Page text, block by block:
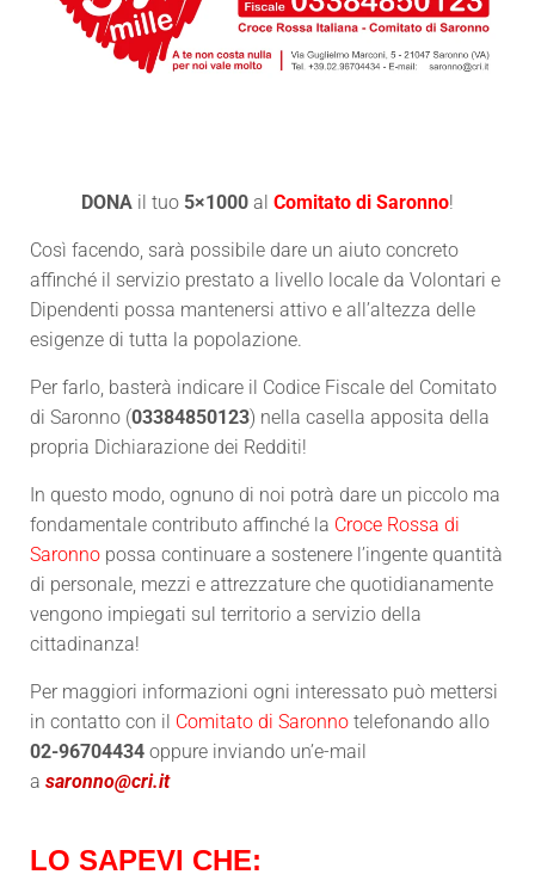
DONA il tuo 5×1000 al Comitato di Saronno!
Così facendo, sarà possibile dare un aiuto concreto
affinché il servizio prestato a livello locale da Volontari e
Dipendenti possa mantenersi attivo e all’altezza delle
esigenze di tutta la popolazione.
Per farlo, basterà indicare il Codice Fiscale del Comitato
di Saronno (03384850123) nella casella apposita della
propria Dichiarazione dei Redditi!
In questo modo, ognuno di noi potrà dare un piccolo ma
fondamentale contributo affinché la Croce Rossa di
Saronno possa continuare a sostenere l’ingente quantità
di personale, mezzi e attrezzature che quotidianamente
vengono impiegati sul territorio a servizio della
cittadinanza!
Per maggiori informazioni ogni interessato può mettersi
in contatto con il Comitato di Saronno telefonando allo
02-96704434 oppure inviando un’e-mail
a saronno@cri.it
LO SAPEVI CHE: